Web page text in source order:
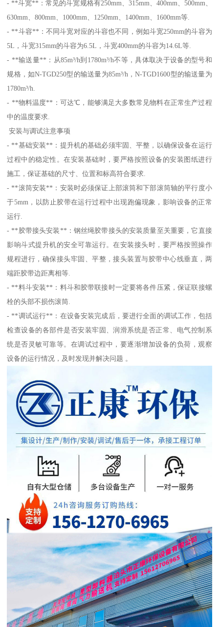
- **斗宽**：常见的斗宽规格有250mm、315mm、400mm、500mm、
630mm、800mm、1000mm、1250mm、1400mm、1600mm等.
- **斗容**：不同斗宽对应的斗容也不同，例如斗宽250mm的斗容为
5L，斗宽315mm的斗容为6.5L，斗宽400mm的斗容为14.6L等.
- **输送量**：从85m³/h到1780m³/h不等，具体取决于设备的型号和
规格，如N-TGD250型的输送量为85m³/h，N-TGD1600型的输送量为
1780m³/h.
- **物料温度**：可达℃，能够满足大多数常见物料在正常生产过程
中的温度要求.
安装与调试注意事项
- **基础安装**：提升机的基础必须牢固、平整，以确保设备在运行
过程中的稳定性。在安装基础时，要严格按照设备的安装图纸进行
施工，保证基础的尺寸、位置和标高符合要求.
- **滚筒安装**：安装时必须保证上部滚筒和下部滚筒轴的平行度小
于5mm，以防止胶带在运行过程中出现跑偏现象，影响设备的正常
运行.
- **胶带接头安装**：钢丝绳胶带接头的安装质量至关重要，它直接
影响斗式提升机的安全可靠运行。在安装接头时，要严格按照操作
规程进行，确保接头牢固、平整，接头装置与胶带中心线垂直，两
端距胶带边距离相等.
- **料斗安装**：料斗和胶带联接时一定要将各件压紧，保证联接螺
栓的头部不损伤滚筒.
- **调试运行**：在设备安装完成后，要进行全面的调试工作，包括
检查设备的各部件是否安装牢固、润滑系统是否正常、电气控制系
统是否灵敏可靠等。在调试过程中，要逐渐增加设备的负荷，观察
设备的运行情况，及时发现并解决问题 。